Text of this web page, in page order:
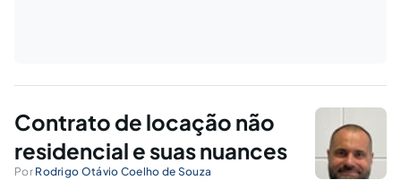
Contrato de locação não
residencial e suas nuances
Por Rodrigo Otávio Coelho de Souza